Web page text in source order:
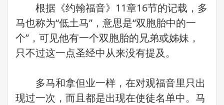
根据《约翰福音》11章16节的记载，多
马也称为“低土马”，意思是“双胞胎中的一
个”，可见他有一个双胞胎的兄弟或姊妹，
只不过这一点圣经中从来没有提及。
多马和拿但业一样，在对观福音里只出
现过一次，而且都是出现在使徒名单中。马